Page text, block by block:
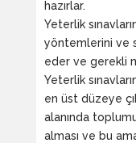
hazırlar.
Yeterlik
yöntemlerini ve
eder ve gerekli
Yeterlik
en üst düzeye
alanında
alması ve bu